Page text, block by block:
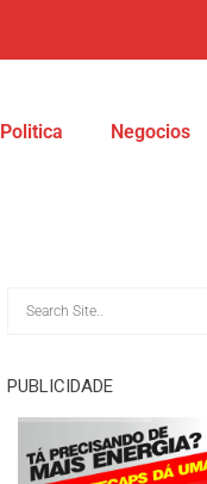
Politica Negocios
PUBLICIDADE